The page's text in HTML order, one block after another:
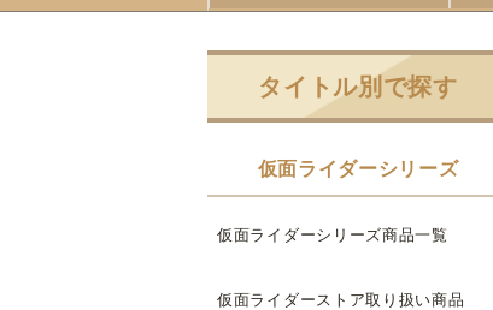
タイトル別で探す
仮面ライダーシリーズ
仮面ライダーシリーズ商品一覧
仮面ライダーストア取り扱い商品